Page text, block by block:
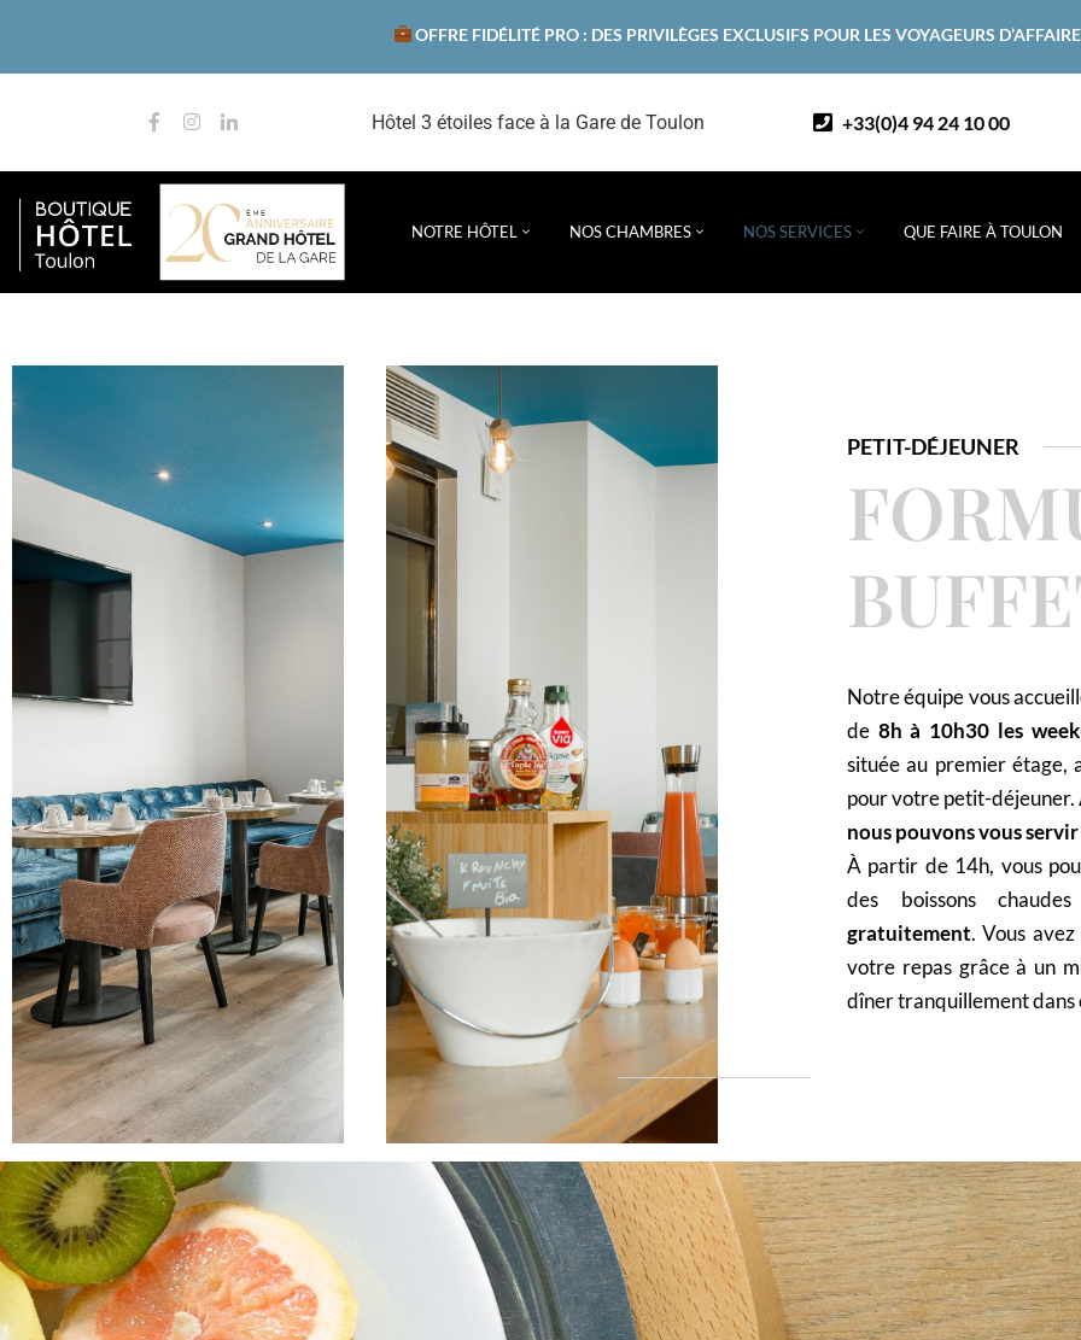
OFFRE FIDÉLITÉ PRO : DES PRIVILÈGES EXCLUSIFS POUR LES VOYAGEURS
Hôtel 3 étoiles face à la Gare de Toulon +33(0)4 94 24 10 00
NOTRE HÔTEL NOS CHAMBRES NOS SERVICES QUE FAIRE À TOULON
PETIT-DÉJEUNER
Notre équipe vous
de 8h à 10h30 les
située au premier étage,
pour votre petit-déjeuner.
nous pouvons vous
À partir de 14h, vous
des boissons
gratuitement. Vous
votre repas grâce à un
dîner tranquillement dans